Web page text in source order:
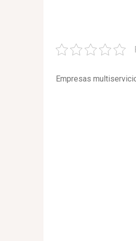
Empresas